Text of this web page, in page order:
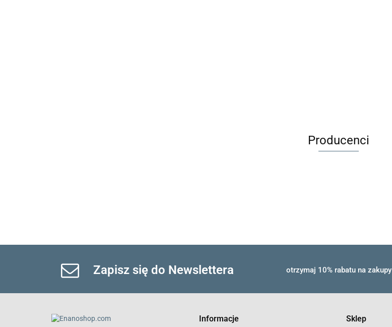
Producenci
Zapisz się do Newslettera otrzymaj 10% rabatu na zakupy
Informacje Sklep